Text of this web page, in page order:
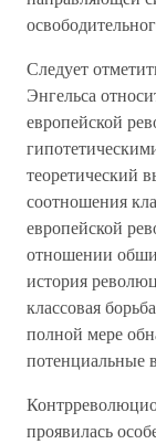
Следует
Энгельса
европейской
теоретический
соотношения
европейской
отношении
история
классовая
полной мере
потенциальные
проявилась